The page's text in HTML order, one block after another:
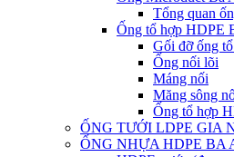
Tổng quan
Ống tổ hợp HDPE
Gối đỡ ống
Ống nối lõi
Máng nối
Măng sông
Ống tổ hợp
ỐNG TƯỚI LDPE GIA
ỐNG NHỰA HDPE BA